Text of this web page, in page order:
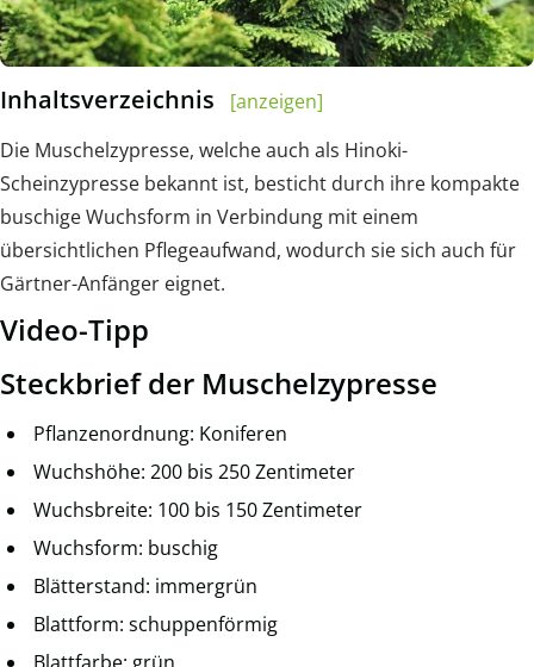
Inhaltsverzeichnis
[anzeigen]
Die Muschelzypresse, welche auch als Hinoki-
Scheinzypresse bekannt ist, besticht durch ihre kompakte
buschige Wuchsform in Verbindung mit einem
übersichtlichen Pflegeaufwand, wodurch sie sich auch für
Gärtner-Anfänger eignet.
Video-Tipp
Steckbrief der Muschelzypresse
Pflanzenordnung: Koniferen
Wuchshöhe: 200 bis 250 Zentimeter
Wuchsbreite: 100 bis 150 Zentimeter
Wuchsform: buschig
Blätterstand: immergrün
Blattform: schuppenförmig